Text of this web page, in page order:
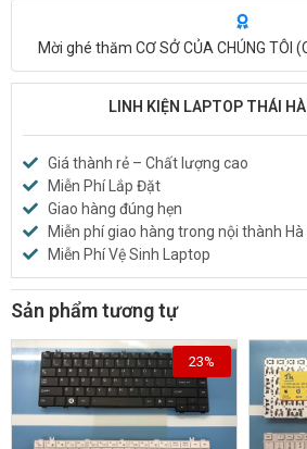
Mời ghé thăm CƠ SỞ CỦA CHÚNG TÔI (
LINH KIỆN LAPTOP THÁI
Giá thành rẻ – Chất lượng cao
Miễn Phí Lắp Đặt
Giao hàng đúng hẹn
Miễn phí giao hàng trong nội thành Hà
Miễn Phí Vệ Sinh Laptop
Sản phẩm tương tự
23%